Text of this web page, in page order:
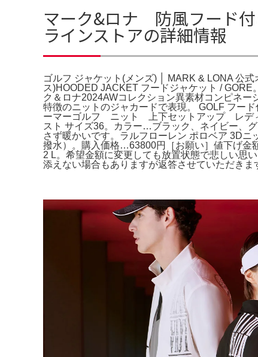
マーク&ロナ 防風フード付
ラインストアの詳細情報
ゴルフ ジャケット(メンズ) │ MARK & LONA 公
ス)HOODED JACKET フードジャケット /
ク＆ロナ2024AWコレクション異素材コンピネ
特徴のニットのジャカードで表現。 GOLF フー
ーマーゴルフ ニット 上下セットアップ レディ
スト サイズ36。カラー…ブラック、ネイビー、
さず暖かいです。ラルフローレン ポロベア 3D
撥水）。購入価格…63800円［お願い］値下げ金
2 L。希望金額に変更しても放置状態で悲しい思
添えない場合もありますが返答させていただきま